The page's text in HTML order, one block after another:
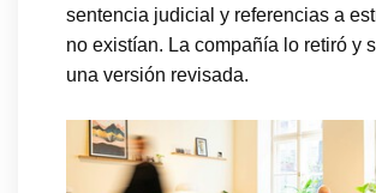
sentencia judicial y referencias a
no existían. La compañía lo retiró y
una versión revisada.